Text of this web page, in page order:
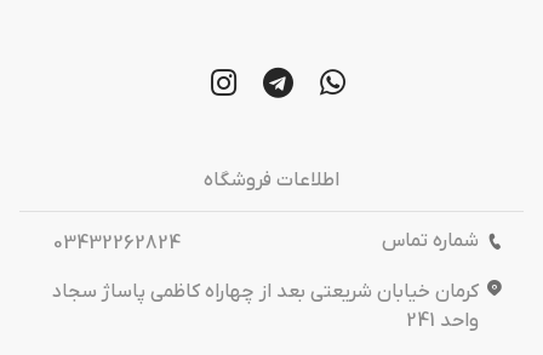
اطلاعات فروشگاه
شماره تماس
03432262824
کرمان خیابان شریعتی بعد از چهاراه کاظمی پاساژ سجاد
واحد 241